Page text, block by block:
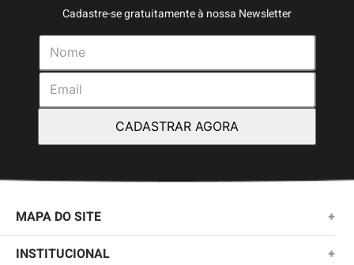
Cadastre-se gratuitamente à nossa Newsletter
CADASTRAR AGORA
MAPA DO SITE +
NOVIDADES
INSTITUCIONAL +